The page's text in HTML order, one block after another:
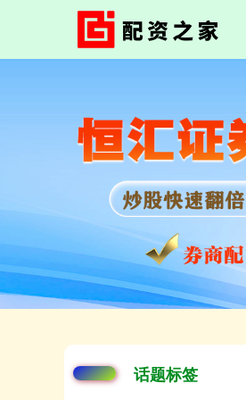
话题标签